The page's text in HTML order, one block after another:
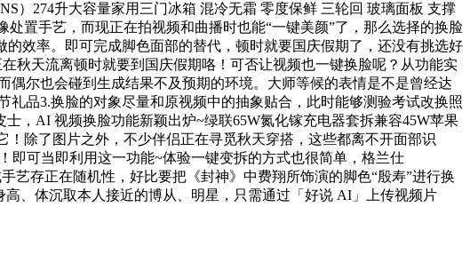
）274升大容量家用三门冰箱 混冷无霜 零度保鲜 三轮回 玻璃面板 支撑
置手艺，而现正在拍视频和曲播时也能“一键美颜”了，那么选择的换脸
效率。即可完成脚色面部的替代，顿时就要国庆假期了，还没有挑选好
秋天流离顿时就要到国庆假期咯！可否让视频也一键换脸呢？从功能实
尔也会碰到生成结果不及预期的环境。大师等候的表情是不是曾经达
品3.换脸的对象尽量和原视频中的抽象贴合，此时能够测验考试改换照
，AI 视频换脸功能新颖出炉~绿联65W氮化镓充电器套拆兼容45W苹果
！除了图片之外，不少伴侣正在寻觅秋天穿搭，这些都离不开面部识
即可当即利用这一功能~体验一键变拆的方式也很简单，格兰仕
艺存正在随机性，好比要把《封神》中费翔所饰演的脚色“殷寿”进行换
、体沉取本人接近的博从、明星，只需通过「好说 AI」上传视频片